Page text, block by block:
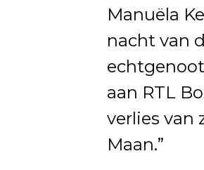
Manuëla
nacht van
aan RTL
verlies van
Maan.”